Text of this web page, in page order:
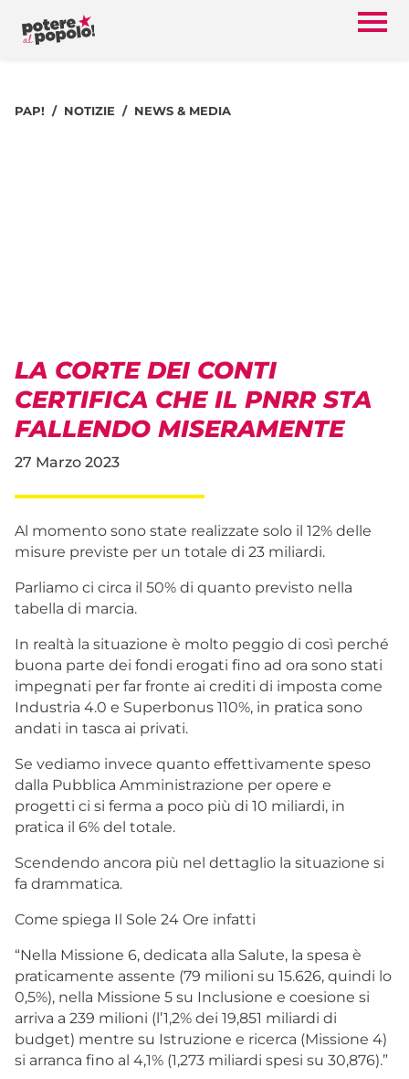
PAP! NOTIZIE NEWS & MEDIA
LA CORTE DEI CONTI
CERTIFICA CHE IL PNRR STA
FALLENDO MISERAMENTE
27 Marzo 2023
Al momento sono state realizzate solo il 12% delle
misure previste per un totale di 23 miliardi.
Parliamo ci circa il 50% di quanto previsto nella
tabella di marcia.
In realtà la situazione è molto peggio di così perché
buona parte dei fondi erogati fino ad ora sono stati
impegnati per far fronte ai crediti di imposta come
Industria 4.0 e Superbonus 110%, in pratica sono
andati in tasca ai privati.
Se vediamo invece quanto effettivamente speso
dalla Pubblica Amministrazione per opere e
progetti ci si ferma a poco più di 10 miliardi, in
pratica il 6% del totale.
Scendendo ancora più nel dettaglio la situazione si
fa drammatica.
Come spiega Il Sole 24 Ore infatti
“Nella Missione 6, dedicata alla Salute, la spesa è
praticamente assente (79 milioni su 15.626, quindi lo
0,5%), nella Missione 5 su Inclusione e coesione si
arriva a 239 milioni (l’1,2% dei 19,851 miliardi di
budget) mentre su Istruzione e ricerca (Missione 4)
si arranca fino al 4,1% (1,273 miliardi spesi su 30,876).”